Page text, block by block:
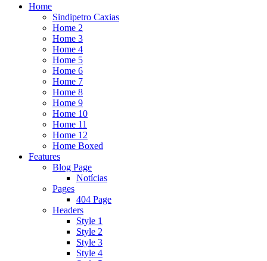
Home
Sindipetro Caxias
Home 2
Home 3
Home 4
Home 5
Home 6
Home 7
Home 8
Home 9
Home 10
Home 11
Home 12
Home Boxed
Features
Blog Page
Notícias
Pages
404 Page
Headers
Style 1
Style 2
Style 3
Style 4